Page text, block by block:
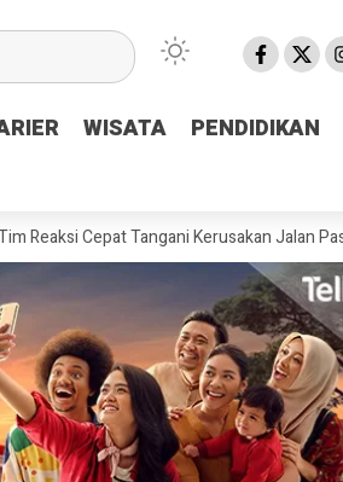
WISATA
PENDIDIKAN
WISATA
PENDIDIKAN
Tangani Kerusakan Jalan Pasca Banjir